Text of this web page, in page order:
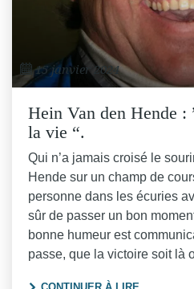
15 janvier 2024
Hein Van den Hende :
la vie “.
Qui n’a jamais croisé le
Hende sur un champ de
personne dans les écuries
sûr de passer un bon
bonne humeur est
passe, que la victoire soit là